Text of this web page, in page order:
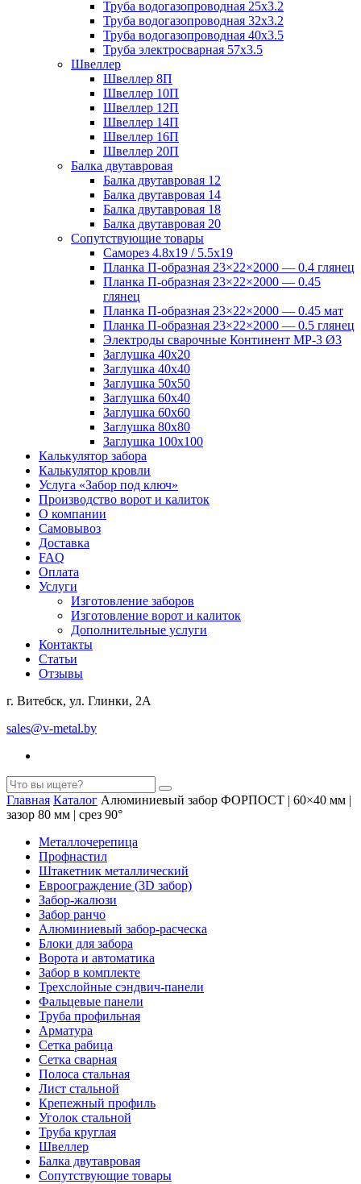
Труба водогазопроводная 25х3.2
Труба водогазопроводная 32х3.2
Труба водогазопроводная 40х3.5
Труба электросварная 57х3.5
Швеллер
Швеллер 8П
Швеллер 10П
Швеллер 12П
Швеллер 14П
Швеллер 16П
Швеллер 20П
Балка двутавровая
Балка двутавровая 12
Балка двутавровая 14
Балка двутавровая 18
Балка двутавровая 20
Сопутствующие товары
Саморез 4.8х19 / 5.5х19
Планка П-образная 23×22×2000 — 0.4 глянец
Планка П-образная 23×22×2000 — 0.45
глянец
Планка П-образная 23×22×2000 — 0.45 мат
Планка П-образная 23×22×2000 — 0.5 глянец
Электроды сварочные Континент МР-3 Ø3
Заглушка 40х20
Заглушка 40х40
Заглушка 50х50
Заглушка 60х40
Заглушка 60х60
Заглушка 80х80
Заглушка 100х100
Калькулятор забора
Калькулятор кровли
Услуга «Забор под ключ»
Производство ворот и калиток
О компании
Самовывоз
Доставка
FAQ
Оплата
Услуги
Изготовление заборов
Изготовление ворот и калиток
Дополнительные услуги
Контакты
Статьи
Отзывы
г. Витебск, ул. Глинки, 2А
sales@v-metal.by
Главная Каталог Алюминиевый забор ФОРПОСТ | 60×40 мм |
зазор 80 мм | срез 90°
Металлочерепица
Профнастил
Штакетник металлический
Евроограждение (3D забор)
Забор-жалюзи
Забор ранчо
Алюминиевый забор-расческа
Блоки для забора
Ворота и автоматика
Забор в комплекте
Трехслойные сэндвич-панели
Фальцевые панели
Труба профильная
Арматура
Cетка рабица
Сетка сварная
Полоса стальная
Лист стальной
Крепежный профиль
Уголок стальной
Труба круглая
Швеллер
Балка двутавровая
Сопутствующие товары